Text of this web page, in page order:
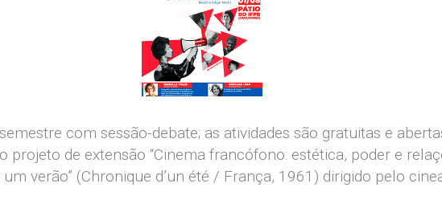
com sessão-debate; as atividades são gratuitas e
projeto de extensão “Cinema francófono: estética, poder e
verão” (Chronique d’un été / França, 1961) dirigido pelo